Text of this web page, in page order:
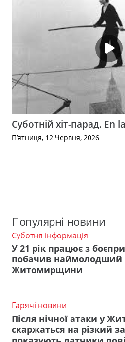
Суботній хіт-парад. En
П’ятниця, 12 Червня, 2026
Популярні новини
Суботня інформація
У 21 рік працює з
побачив наймолодший
Житомирщини
Гарячі новини
Після нічної атаки у
скаржаться на різкий